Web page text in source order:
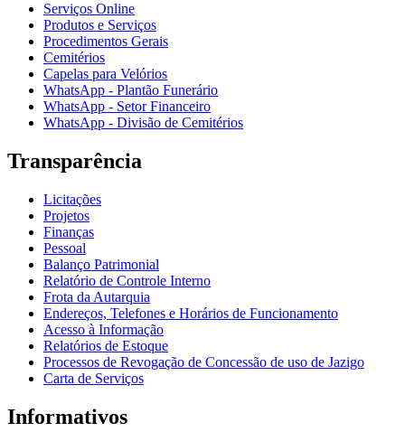
Serviços Online
Produtos e Serviços
Procedimentos Gerais
Cemitérios
Capelas para Velórios
WhatsApp - Plantão Funerário
WhatsApp - Setor Financeiro
WhatsApp - Divisão de Cemitérios
Transparência
Licitações
Projetos
Finanças
Pessoal
Balanço Patrimonial
Relatório de Controle Interno
Frota da Autarquia
Endereços, Telefones e Horários de Funcionamento
Acesso à Informação
Relatórios de Estoque
Processos de Revogação de Concessão de uso de Jazigo
Carta de Serviços
Informativos